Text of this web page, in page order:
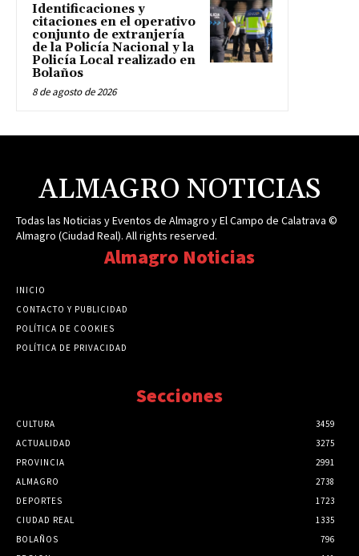
Identificaciones y
citaciones en el operativo
conjunto de extranjería
de la Policía Nacional y la
Policía Local realizado en
Bolaños
8 de agosto de 2026
ALMAGRO NOTICIAS
Todas las Noticias y Eventos de Almagro y El Campo de Calatrava ©
Almagro (Ciudad Real). All rights reserved.
Almagro Noticias
INICIO
CONTACTO Y PUBLICIDAD
POLÍTICA DE COOKIES
POLÍTICA DE PRIVACIDAD
Secciones
CULTURA
3459
ACTUALIDAD
3275
PROVINCIA
2991
ALMAGRO
2738
DEPORTES
1723
CIUDAD REAL
1335
BOLAÑOS
796